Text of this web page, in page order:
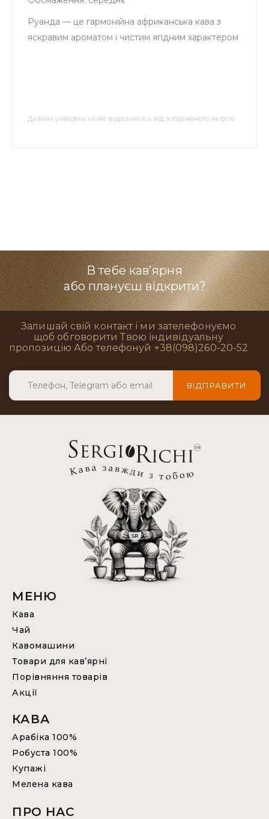
Руанда — це гармонійна африканська кава з
яскравим ароматом і чистим ягідним характером
Дизайн упаковки може відрізнятись від зображеного на фото
В тебе кав’ярня
або плануєш відкрити?
Залишай свій контакт і ми зателефонуємо
щоб обговорити Твою індивідуальну
пропозицію Або телефонуй +38(098)260-20-52
ВІДПРАВИТИ
МЕНЮ
Кава
Чай
Кавомашини
Товари для кав’ярні
Порівняння товарів
Акції
КАВА
Арабіка 100%
Робуста 100%
Купажі
Мелена кава
ПРО НАС